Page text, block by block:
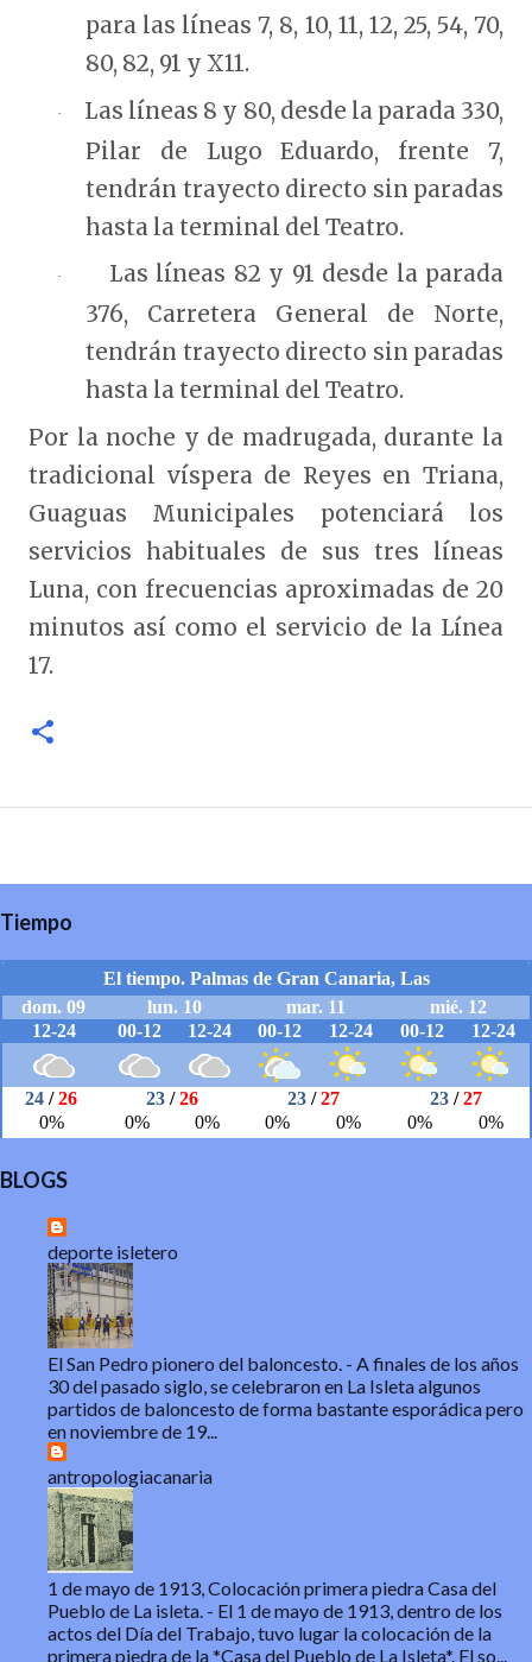
para las líneas 7, 8, 10, 11, 12, 25, 54, 70,
80, 82, 91 y X11.
·
Las líneas 8 y 80, desde la parada 330,
Pilar de Lugo Eduardo, frente 7,
tendrán trayecto directo sin paradas
hasta la terminal del Teatro.
·
Las líneas 82 y 91 desde la parada
376, Carretera General de Norte,
tendrán trayecto directo sin paradas
hasta la terminal del Teatro.
Por la noche y de madrugada, durante la
tradicional víspera de Reyes en Triana,
Guaguas Municipales potenciará los
servicios habituales de sus tres líneas
Luna, con frecuencias aproximadas de 20
minutos así como el servicio de la Línea
17.
Tiempo
BLOGS
deporte isletero
El San Pedro pionero del baloncesto. - A finales de los años
30 del pasado siglo, se celebraron en La Isleta algunos
partidos de baloncesto de forma bastante esporádica pero
en noviembre de 19...
antropologiacanaria
1 de mayo de 1913, Colocación primera piedra Casa del
Pueblo de La isleta. - El 1 de mayo de 1913, dentro de los
actos del Día del Trabajo, tuvo lugar la colocación de la
primera piedra de la *Casa del Pueblo de La Isleta*. El so...